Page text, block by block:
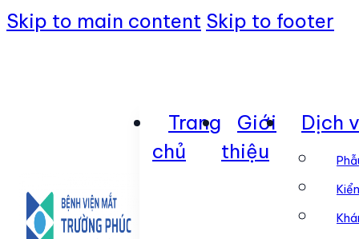
Skip to main content Skip to footer
Trang
chủ
Giới
thiệu
Dịch